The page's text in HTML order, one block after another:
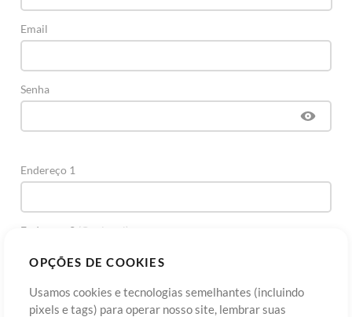
OPÇÕES DE COOKIES
Usamos cookies e tecnologias semelhantes (incluindo
pixels e tags) para operar nosso site, lembrar suas
Email
Senha
Endereço 1
Endereço 2 (Opcional)
Cidade